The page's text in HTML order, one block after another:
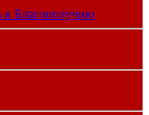
к Благополучию